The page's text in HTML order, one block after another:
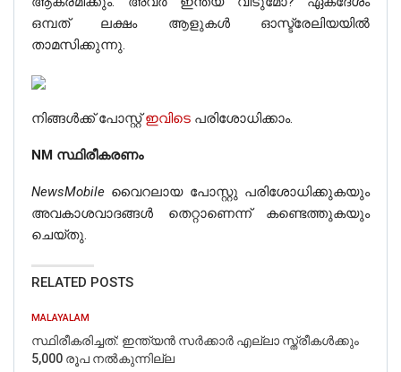
Fact Check: Did CM Kejriwal Offer Namaz
At Jama Masjid On Jan 1? Here’s The Truth
വ്യക്തമാണ്.
ഒമ്പത് ലക്ഷം ആളുകൾ ഓസ്ട്രേലിയയിൽ
താമസിക്കുന്നു.
നിങ്ങൾക്ക് പോസ്റ്റ്ഇവിടെ പരിശോധിക്കാം.
NM സ്ഥിരീകരണം
NewsMobile വൈറലായ പോസ്റ്റു പരിശോധിക്കുകയും
അവകാശവാദങ്ങള്‍ തെറ്റാണെന്ന് കണ്ടെത്തുകയും
ചെയ്തു.
RELATED POSTS
MALAYALAM
സ്ഥിരീകരിച്ചത്: ഇന്ത്യൻ സർക്കാർ എല്ലാ സ്ത്രീകൾക്കും
5,000 രൂപ നൽകുന്നില്ല